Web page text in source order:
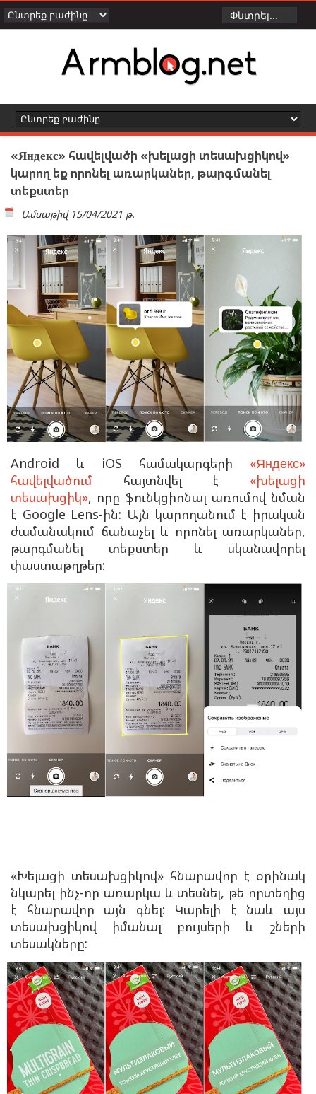
«Яндекс» հավելվածի «խելացի տեսախցիկով»
կարող եք որոնել առարկաներ, թարգմանել
տեքստեր
Ամսաթիվ 15/04/2021 թ.
Android և iOS համակարգերի «Яндекс»
հավելվածում հայտնվել է «խելացի
տեսախցիկ», որը ֆունկցիոնալ առումով նման
է Google Lens-ին: Այն կարողանում է իրական
ժամանակում ճանաչել և որոնել առարկաներ,
թարգմանել տեքստեր և սկանավորել
փաստաթղթեր:
«Խելացի տեսախցիկով» հնարավոր է օրինակ
նկարել ինչ-որ առարկա և տեսնել, թե որտեղից
է հնարավոր այն գնել: Կարելի է նաև այս
տեսախցիկով իմանալ բույսերի և շների
տեսակները: